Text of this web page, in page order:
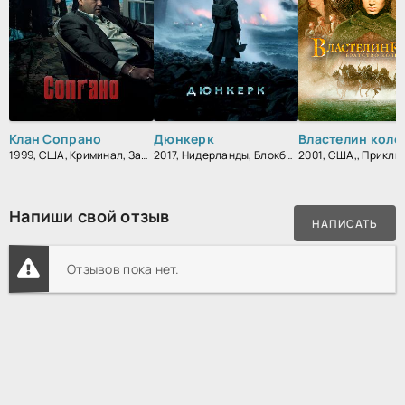
Клан Сопрано
1999, США, Криминал, Зарубежный, Драма
Дюнкерк
2017, Нидерланды, Блокбастер, Военный, Исторический, Зарубежный, Драма
Напиши свой отзыв НАПИСАТЬ
Отзывов пока нет.